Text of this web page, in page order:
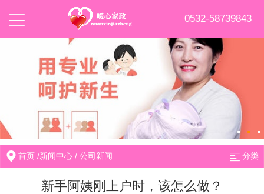
0532-58739843
首页 /新闻中心 /公司新闻 分类
新手阿姨刚上户时，该怎么做？